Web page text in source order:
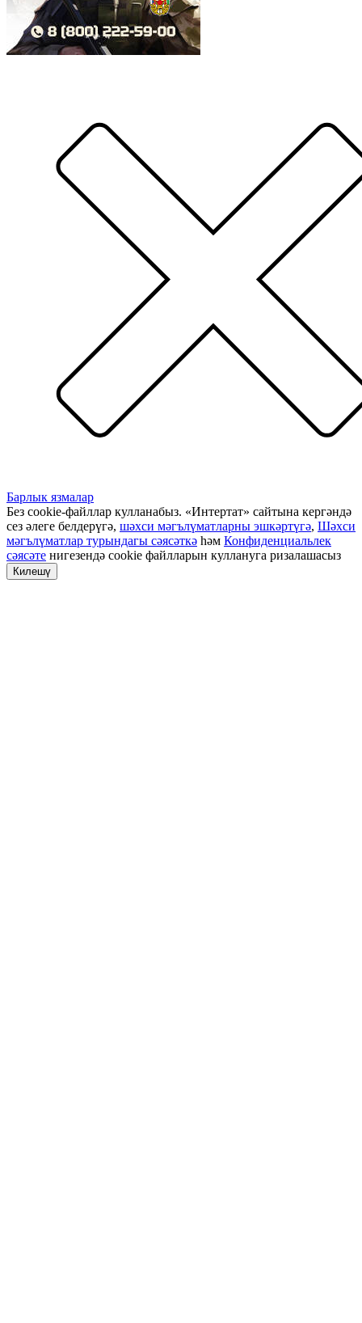
Барлык язмалар
Без cookie-файллар кулланабыз. «Интертат» сайтына кергәндә
сез әлеге белдерүгә, шәхси мәгълүматларны эшкәртүгә, Шәхси
мәгълүматлар турындагы сәясәткә һәм Конфиденциальлек
сәясәте нигезендә cookie файлларын куллануга ризалашасыз
Килешү